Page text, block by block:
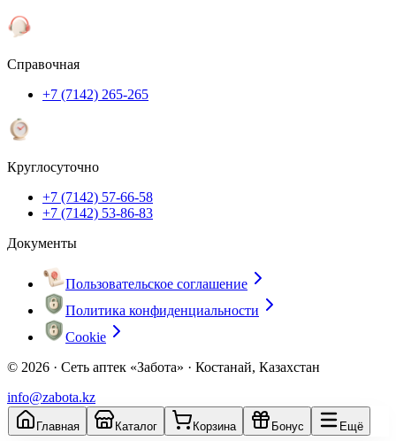
Справочная
+7 (7142) 265-265
Круглосуточно
+7 (7142) 57-66-58
+7 (7142) 53-86-83
Документы
Пользовательское соглашение
Политика конфиденциальности
Cookie
© 2026 · Сеть аптек «Забота» · Костанай, Казахстан
info@zabota.kz
Главная Каталог Корзина Бонус Ещё